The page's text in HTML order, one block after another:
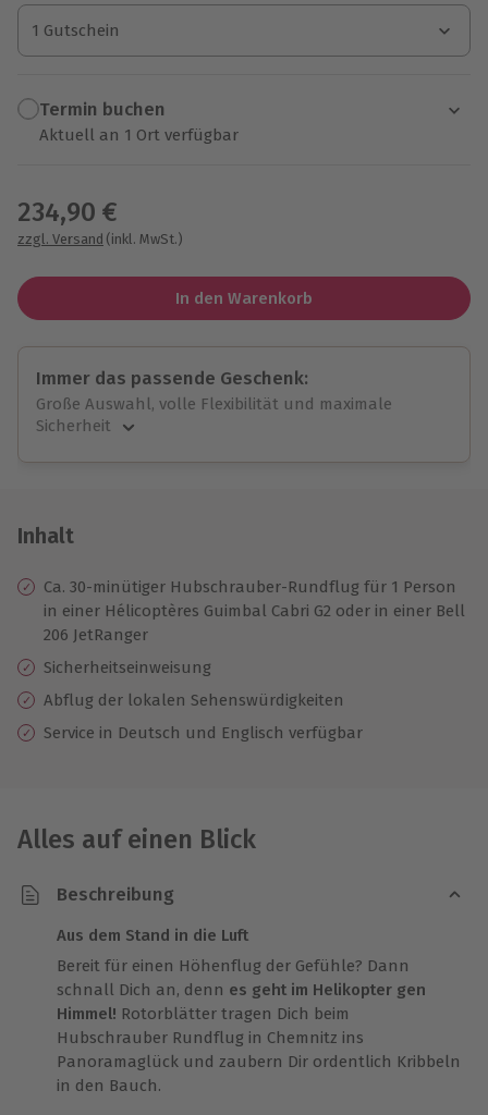
1 Gutschein
1 Gutschein
1 Gutschein
Termin buchen
Aktuell an 1 Ort verfügbar
234,90 €
zzgl. Versand (inkl. MwSt.)
In den Warenkorb
Immer das passende Geschenk:
Große Auswahl, volle Flexibilität und maximale
Sicherheit
Jeder Gutschein für alle Erlebnisse einlösbar.
10 Jahre gültig & verlängerbar.
Inhalt
Ca. 30-minütiger Hubschrauber-Rundflug für 1 Person
in einer Hélicoptères Guimbal Cabri G2 oder in einer Bell
206 JetRanger
Sicherheitseinweisung
Abflug der lokalen Sehenswürdigkeiten
Service in Deutsch und Englisch verfügbar
Alles auf einen Blick
Beschreibung
Aus dem Stand in die Luft
Bereit für einen Höhenflug der Gefühle? Dann
schnall Dich an, denn es geht im Helikopter gen
Himmel! Rotorblätter tragen Dich beim
Hubschrauber Rundflug in Chemnitz ins
Panoramaglück und zaubern Dir ordentlich Kribbeln
in den Bauch.